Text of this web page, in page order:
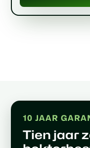
10 JAAR
Tien jaar